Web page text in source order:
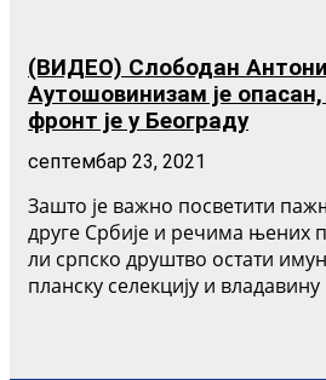
(ВИДЕО) Слободан
Аутошовинизам је
фронт је у Београду
септембар 23, 2021
Зашто је важно посветити
друге Србије и речима њених
ли српско друштво остати
планску селекцију и владавину